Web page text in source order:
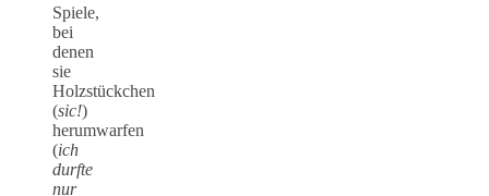
Spiele,
bei
denen
sie
Holzstückchen
(sic!)
herumwarfen
(ich
durfte
nur